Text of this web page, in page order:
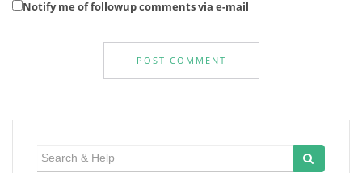
Notify me of followup comments via e-mail